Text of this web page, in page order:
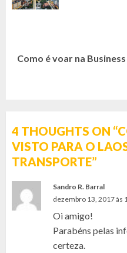
Next
Como é voar na
4 THOUGHTS ON “
VISTO PARA O
TRANSPORTE”
Sandro R. Barral
dezembro 13, 2017 às
Oi amigo!
Parabéns pelas
certeza.